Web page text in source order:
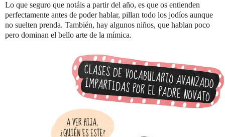
Lo que seguro que notáis a partir del año, es que os entienden
perfectamente antes de poder hablar, pillan todo los jodíos aunque
no suelten prenda. También, hay algunos niños, que hablan poco
pero dominan el bello arte de la mímica.